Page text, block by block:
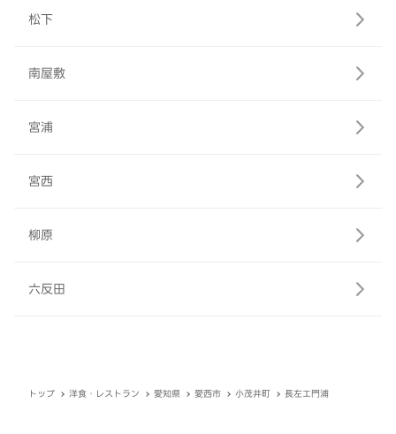
松下
南屋敷
宮浦
宮西
柳原
六反田
トップ 洋食・レストラン 愛知県 愛西市 小茂井町 長左エ門浦